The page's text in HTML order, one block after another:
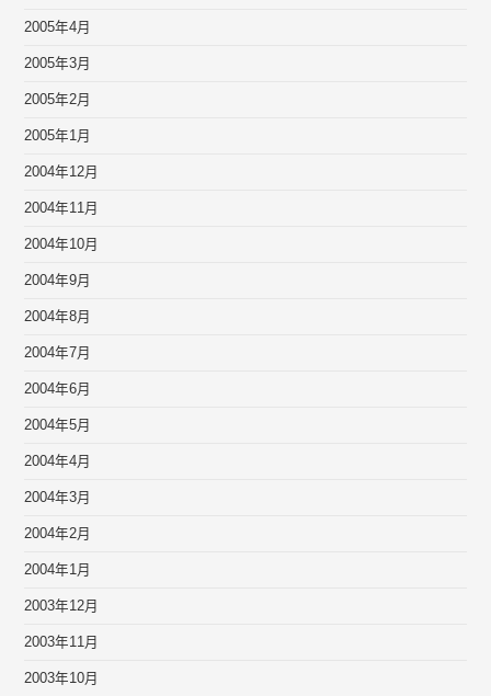
2005年4月
2005年3月
2005年2月
2005年1月
2004年12月
2004年11月
2004年10月
2004年9月
2004年8月
2004年7月
2004年6月
2004年5月
2004年4月
2004年3月
2004年2月
2004年1月
2003年12月
2003年11月
2003年10月